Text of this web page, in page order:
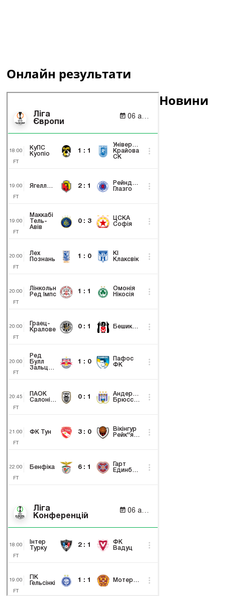
Онлайн результати
Новини